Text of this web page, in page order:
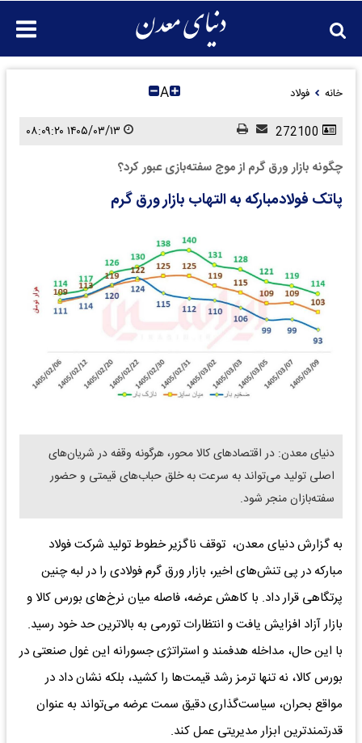
خانه فولاد A
چگونه بازار ورق گرم از موج سفته‌بازی عبور کرد؟
پاتک فولادمبارکه به التهاب بازار ورق گرم
دنیای معدن: در اقتصادهای کالا محور، هرگونه وقفه در شریان‌های
اصلی تولید می‌تواند به سرعت به خلق حباب‌های قیمتی و حضور
سفته‌بازان منجر شود.
به گزارش دنیای معدن، توقف ناگزیر خطوط تولید شرکت فولاد
مبارکه در پی تنش‌های اخیر، بازار ورق گرم فولادی را در لبه چنین
پرتگاهی قرار داد. با کاهش عرضه، فاصله میان نرخ‌های بورس کالا و
بازار آزاد افزایش یافت و انتظارات تورمی به بالاترین حد خود رسید.
با این حال، مداخله هدفمند و استراتژی جسورانه این غول صنعتی در
بورس کالا، نه تنها ترمز رشد قیمت‌ها را کشید، بلکه نشان داد در
مواقع بحران، سیاست‌گذاری دقیق سمت عرضه می‌تواند به عنوان
قدرتمندترین ابزار مدیریتی عمل کند.